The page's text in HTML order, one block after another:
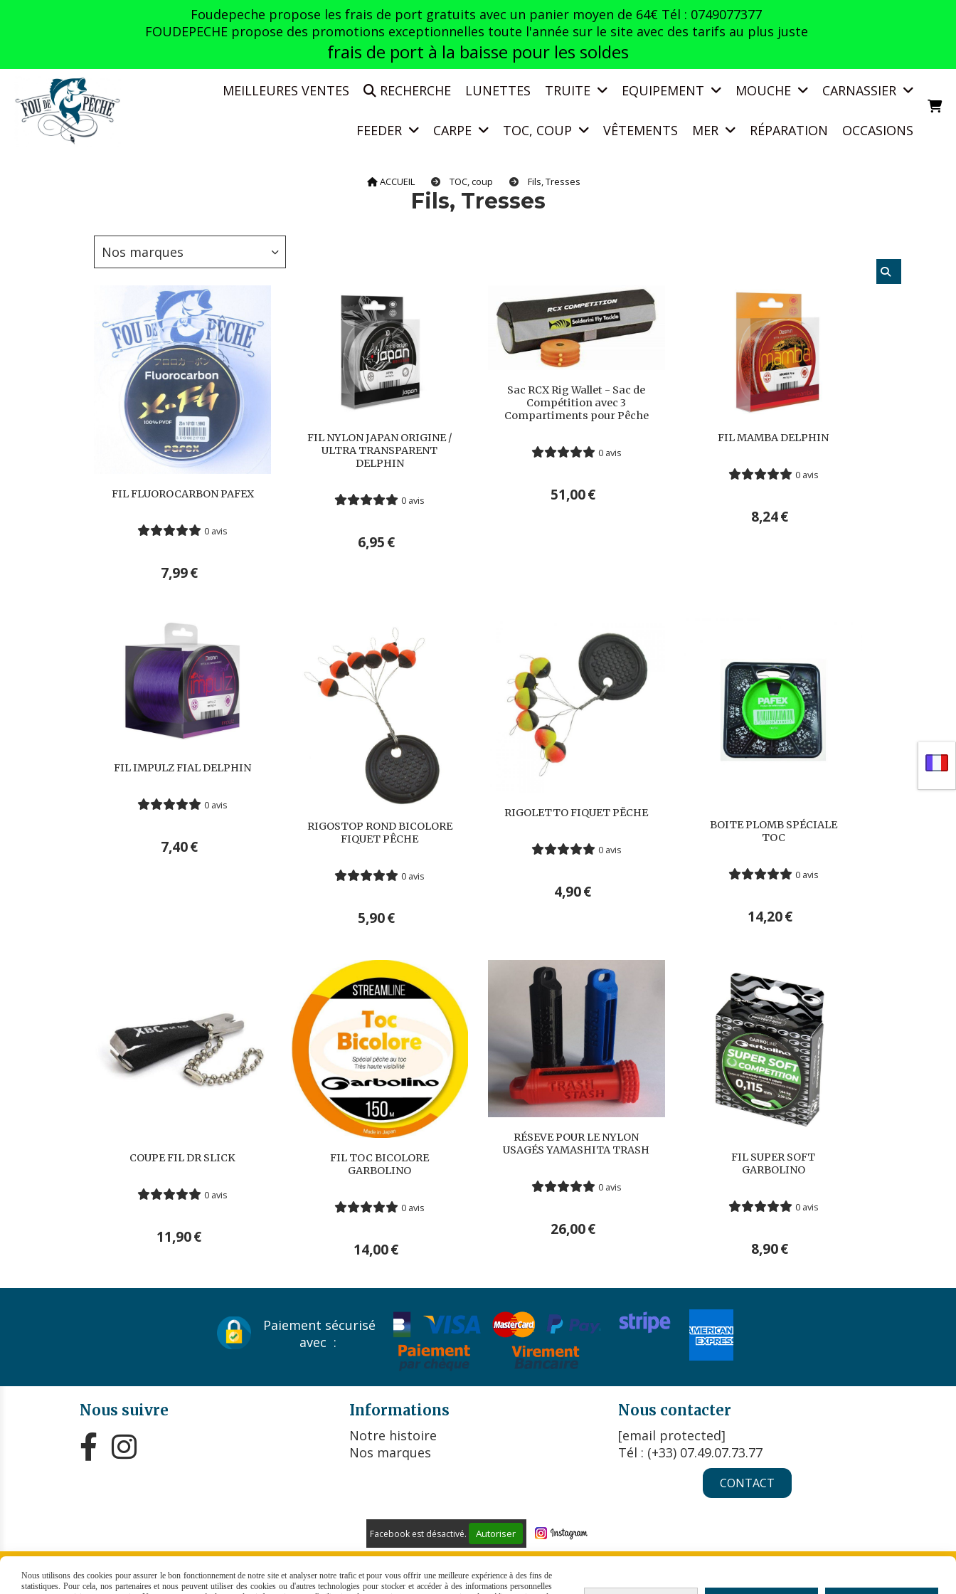
Foudepeche propose les frais de port gratuits avec un panier moyen de 64€ Tél : 0749077377
FOUDEPECHE propose des promotions exceptionnelles toute l'année sur le site avec des tarifs au plus juste
frais de port à la baisse pour les soldes
MEILLEURES VENTES RECHERCHE LUNETTES TRUITE EQUIPEMENT MOUCHE CARNASSIER
FEEDER CARPE TOC, COUP VÊTEMENTS MER RÉPARATION OCCASIONS
ACCUEIL TOC, coup Fils, Tresses
Fils, Tresses
Nos marques
FIL FLUOROCARBON PAFEX
0 avis
7,99€
FIL NYLON JAPAN ORIGINE /
ULTRA TRANSPARENT
DELPHIN
0 avis
6,95€
Sac RCX Rig Wallet - Sac de
Compétition avec 3
Compartiments pour Pêche
0 avis
51,00€
FIL MAMBA DELPHIN
0 avis
8,24€
FIL IMPULZ FIAL DELPHIN
0 avis
7,40€
RIGOSTOP ROND BICOLORE
FIQUET PÊCHE
0 avis
5,90€
RIGOLETTO FIQUET PËCHE
0 avis
4,90€
BOITE PLOMB SPÉCIALE
TOC
0 avis
14,20€
COUPE FIL DR SLICK
0 avis
11,90€
FIL TOC BICOLORE
GARBOLINO
0 avis
14,00€
RÉSEVE POUR LE NYLON
USAGÉS YAMASHITA TRASH
0 avis
26,00€
FIL SUPER SOFT
GARBOLINO
0 avis
8,90€
Paiement sécurisé
avec :
Nous suivre
 
Informations
Notre histoire
Nos marques
Nous contacter
[email protected]
Tél : (+33) 07.49.07.73.77
CONTACT
Facebook est désactivé. Autoriser
Nous utilisons des cookies pour assurer le bon fonctionnement de notre site et analyser notre trafic et pour vous offrir une meilleure expérience à des fins de
statistiques. Pour cela, nos partenaires et nous peuvent utiliser des cookies ou d'autres technologies pour stocker et accéder à des informations personnelles